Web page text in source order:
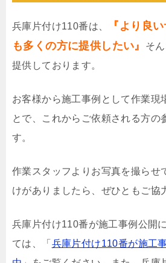
兵庫片付け110番は、
『より良
も多くの方に提供したい』
そ
提供しております。
お客様から施工事例として作業現
とで、これからご依頼される方の
す。
作業スタッフよりお写真を撮らせ
けがありましたら、ぜひともご協
兵庫片付け110番が施工事例公開
ては、「 兵庫片付け110番が施工